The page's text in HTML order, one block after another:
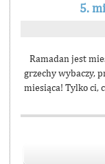
5.
Ramadan jest
grzechy wybaczy,
miesiąca! Tylko ci,